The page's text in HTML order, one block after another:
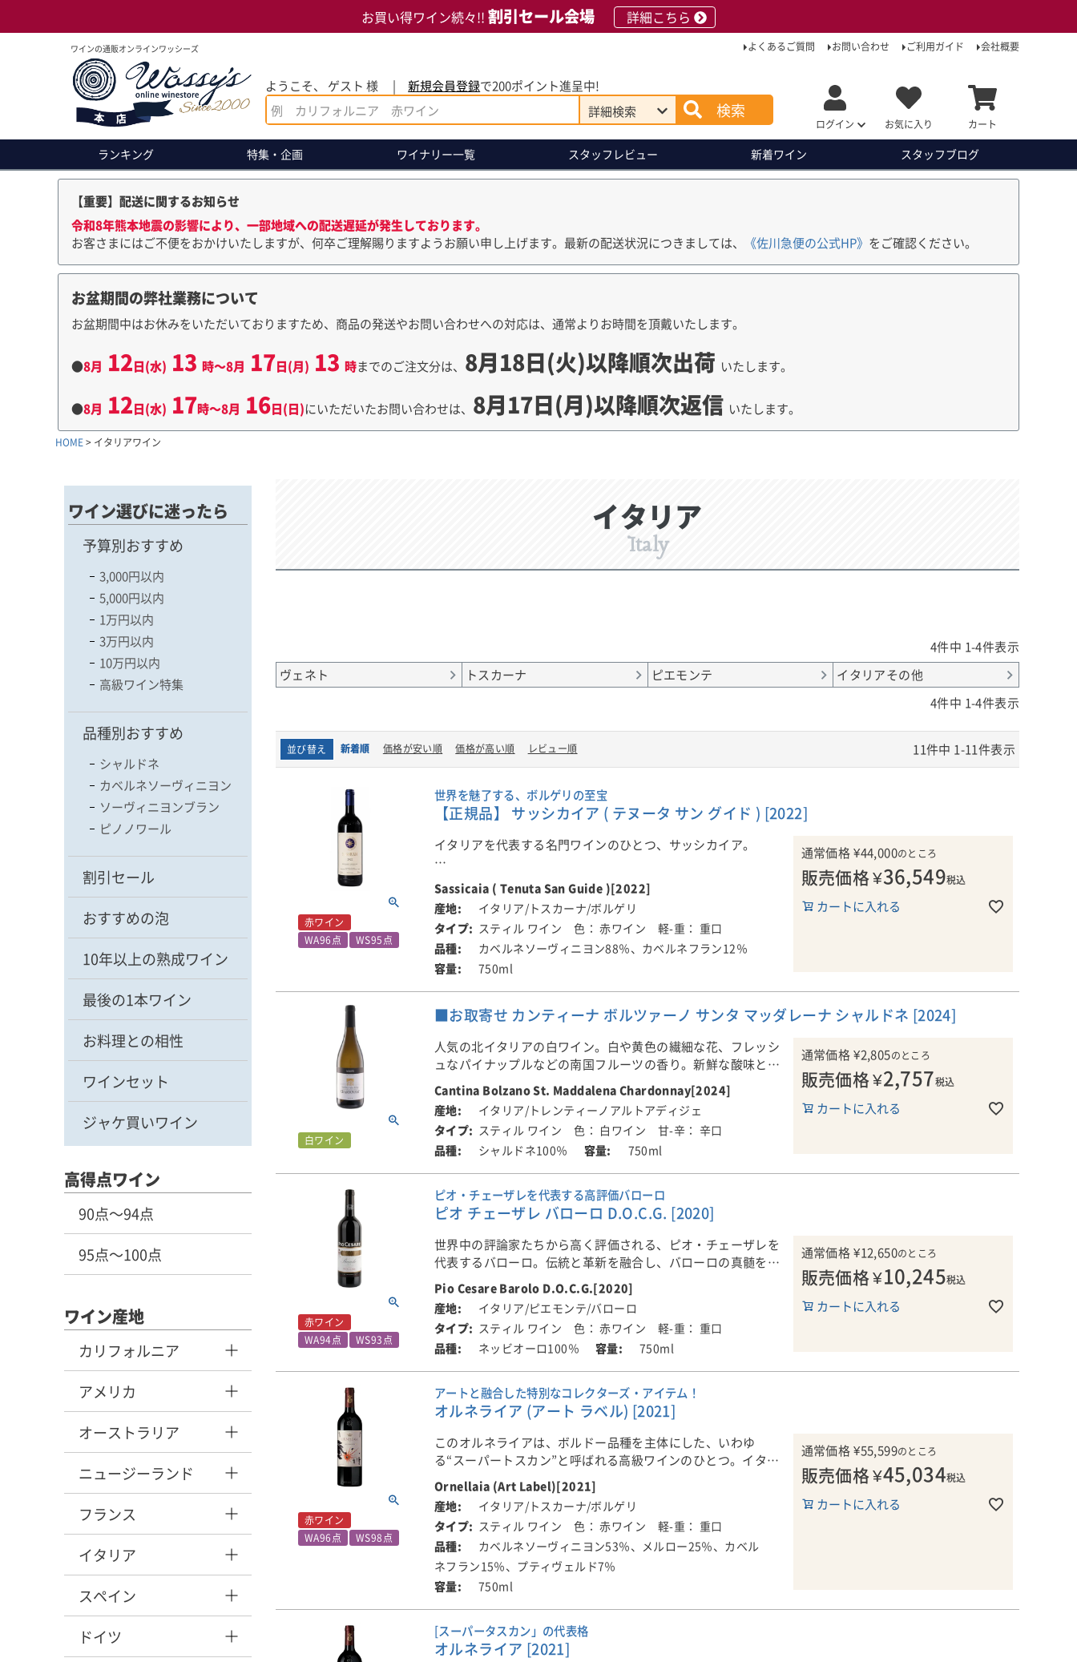
お買い得ワイン続々!! 割引セール会場 詳細こちら
ワインの通販オンラインワッシーズ
ようこそ、 ゲスト 様 新規会員登録で200ポイント進呈中!
詳細検索 検索
ログイン お気に入り カート
よくあるご質問 お問い合わせ ご利用ガイド 会社概要
ランキング 特集・企画 ワイナリー一覧 スタッフレビュー 新着ワイン スタッフブログ
【重要】配送に関するお知らせ
令和8年熊本地震の影響により、一部地域への配送遅延が発生しております。
お客さまにはご不便をおかけいたしますが、何卒ご理解賜りますようお願い申し上げます。最新の配送状況につきましては、
《佐川急便の公式HP》 をご確認ください。
お盆期間の弊社業務について
お盆期間中はお休みをいただいておりますため、商品の発送やお問い合わせへの対応は、通常よりお時間を頂戴いたします。
●8月 12日(水) 13 時～8月 17日(月) 13 時までのご注文分は、 8月18日(火)以降順次出荷 いたします。
●8月 12日(水) 17時～8月 16日(日)にいただいたお問い合わせは、 8月17日(月)以降順次返信 いたします。
HOME イタリアワイン
ワイン選びに迷ったら
予算別おすすめ
3,000円以内
5,000円以内
1万円以内
3万円以内
10万円以内
高級ワイン特集
品種別おすすめ
シャルドネ
カベルネソーヴィニヨン
ソーヴィニヨンブラン
ピノノワール
割引セール
おすすめの泡
10年以上の熟成ワイン
最後の1本ワイン
お料理との相性
ワインセット
ジャケ買いワイン
高得点ワイン
90点～94点
95点～100点
ワイン産地
カリフォルニア
アメリカ
オーストラリア
ニュージーランド
フランス
イタリア
スペイン
ドイツ
イタリア
Italy
4件中 1-4件表示
ヴェネト
トスカーナ ピエモンテ
イタリアその他
4件中 1-4件表示
並び替え 新着順 価格が安い順 価格が高い順 レビュー順 11件中 1-11件表示
赤ワイン
WA96点
WS95点
世界を魅了する、ボルゲリの至宝
【正規品】 サッシカイア ( テヌータ サン グイド ) [2022]
イタリアを代表する名門ワインのひとつ、サッシカイア。
2500ヘクタールを超える広大な所有地の中から、土壌や微気
候、斜面の向きなどを見極め、ブドウ栽培に最も適した区画だ
けを厳選。カベルネ・ソーヴィニヨンとカベルネ・フランか
ら、力強さとエレガンスを兼ね備えたワインを造り上げていま
す。
成熟しました。力強いタンニンと凝縮感を備えながら、花を思
わせる香りや端正な輪郭、シルクのようになめらかな質感が調
和。長期熟成によって、さらなる進化が期待される一本です。
■ワイン・アドヴォケイトのコメント
ワイン・アドヴォケイトでは、サッシカイア2022を二度にわ
たって評価しています。
2025年2月に掲載された評価では97＋点を獲得。
フレッシュなブラックベリーや酸味のあるチェリーに、ローズ
マリーの花やラベンダーを思わせる地中海らしい香りが重なる
と評価されました。
シルクのようになめらかで澄んだ口当たりと、エレガントで無
駄のない味わいが、このワインの大きな魅力とされています。
数か月にわたる試飲の中で、ポラロイド写真に少しずつ色が浮
かび上がるように、香りがゆっくりと開き始めているともコメ
ントされています。
その約1年後、2026年1月に掲載された再評価では96＋点を獲
得。
リリースから1年後に改めて試飲しても、力強いタンニンの骨
格という印象は変わらず、筋肉質な力強さと凝縮感を備えなが
価されています。余韻にはミントや甘いグレナデンを思わせる
風味が現れ、驚くほどエレガントに続きます。
飲み頃はいずれの評価でも2028～2050年。時間とともに、さ
らに魅力を増していくことが期待されるワインです。
評価：97＋点（2025年2月）、96＋点（2026年1月）
評価者：モニカ・ラーナー（ワイン・アドヴォケイト）
Sassicaia ( Tenuta San Guide )[2022]
イタリア/トスカーナ/ボルゲリ
スティル ワイン
色： 赤ワイン
軽-重： 重口
カベルネソーヴィニヨン88％、カベルネフラン12％
750ml
通常価格 ¥44,000のところ
販売価格¥36,549税込
カートに入れる
白ワイン
■お取寄せ カンティーナ ボルツァーノ サンタ マッダレーナ シャルドネ [2024]
人気の北イタリアの白ワイン。白や黄色の繊細な花、フレッシ
ュなパイナップルなどの南国フルーツの香り。新鮮な酸味とふ
くよかな果実味が心地よく口中に広がり、程よく厚みがありま
す。
土壌：砂利質
ステンレスタンク/ＭＬＦなし ステンレスタンク3カ月/瓶2カ
月
Cantina Bolzano St. Maddalena Chardonnay[2024]
イタリア/トレンティーノアルトアディジェ
スティル ワイン
色： 白ワイン
甘-辛： 辛口
シャルドネ100％
750ml
通常価格 ¥2,805のところ
販売価格¥2,757税込
カートに入れる
赤ワイン
WA94点
WS93点
ピオ・チェーザレを代表する高評価バローロ
ピオ チェーザレ バローロ D.O.C.G. [2020]
世界中の評論家たちから高く評価される、ピオ・チェーザレを
代表するバローロ。伝統と革新を融合し、バローロの真髄を体
現した1本です。複数の自社畑の個性をブレンドして生まれる
このワインは、クラシックな構造美、調和のとれた果実味、そ
してしなやかなタンニンが魅力です！
■生産者のコメント
このバローロは、クラシカルなスタイルを体現した1本です。
すべての要素が見事に調和し、しっかりとした骨格とエレガン
スを兼ね備えています。しなやかなタンニンと果実味のバラン
スが取れており、リリース直後から楽しめる親しみやすさがあ
りながら、長期熟成にも耐えるポテンシャルを備えています。
いほど、完成度の高い素晴らしいワインに仕上がっています。
■栽培について
使用されるネッビオーロはすべて、ピオ家が所有する自社畑の
ものです。バローロ地区の複数の村に点在する下記の畑から収
穫されています。
【Serralunga d’Alba】Ornato、La Serra、Briccolina
【Grinzane Cavour】Gustava e Garretti
【La Morra】Roncaglie
Pio Cesare Barolo D.O.C.G.[2020]
イタリア/ピエモンテ/バローロ
スティル ワイン
色： 赤ワイン
軽-重： 重口
ネッビオーロ100％
750ml
通常価格 ¥12,650のところ
販売価格¥10,245税込
カートに入れる
赤ワイン
WA96点
WS98点
アートと融合した特別なコレクターズ・アイテム！
オルネライア (アート ラベル) [2021]
このオルネライアは、ボルドー品種を主体にした、いわゆ
る“スーパートスカン”と呼ばれる高級ワインのひとつ。イタリ
アを代表する銘醸ワインとして、高く評価されています！
オルネライアでは毎年、その年のワインの個性をひとつのテー
マで表現し、現代アーティストとコラボレーションする
「Vendemmia d’Artista（芸術家の収穫）」プロジェクトを展
開しています。
関わる人々のエネルギーのつながりを表現した言葉です。
Ornellaia (Art Label)[2021]
イタリア/トスカーナ/ボルゲリ
スティル ワイン
色： 赤ワイン
軽-重： 重口
カベルネソーヴィニヨン53％、メルロー25％、カベル
ネフラン15％、プティヴェルド7％
750ml
通常価格 ¥55,599のところ
販売価格¥45,034税込
カートに入れる
[スーパータスカン」の代表格
オルネライア [2021]